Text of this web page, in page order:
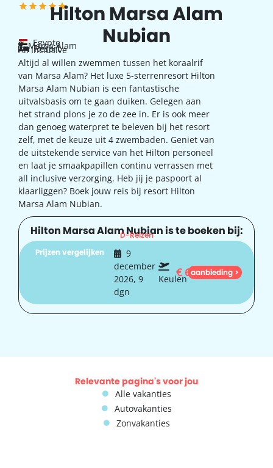
Hilton Marsa Alam
Nubian
Egypte
Marsa Alam
Resort
All Inclusive
Altijd al willen zwemmen tussen het koraalrif
van Marsa Alam? Het luxe 5-sterrenresort Hilton
Marsa Alam Nubian is een fantastische
uitvalsbasis om te gaan duiken. Gelegen aan
het strand plons je zo de zee in. Er is ook meer
dan genoeg waterpret te beleven bij het resort
zelf, met de keuze uit 4 zwembaden. Geniet van
de uitstekende service van het Hilton personeel
en laat je smaakpapillen continu verrassen met
all inclusive verzorging. Heb jij je paspoort al
klaarliggen? Boek jouw reis bij resort Hilton
Marsa Alam Nubian.
Hilton Marsa Alam Nubian is te boeken bij:
D-Reizen
Prijzen vergelijken
9
december
2026, 9
dgn
Keulen
€ 654
aanbieding >
Relevante pagina's voor jou
Alle vakanties
Autovakanties
Zonvakanties